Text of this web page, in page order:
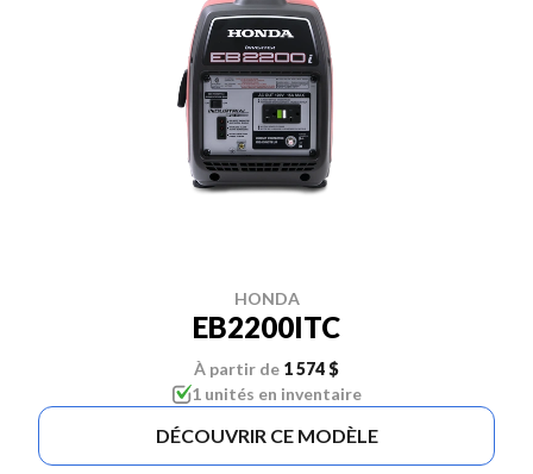
HONDA
EB2200ITC
À partir de 1 574 $
1 unités en inventaire
DÉCOUVRIR CE MODÈLE